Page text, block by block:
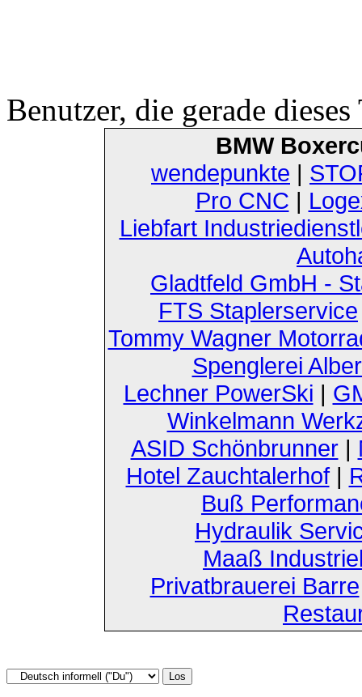
Benutzer, die gerade
BMW
wendepunkte |
Pro CNC |
Liebfart
Gladtfeld GmbH -
FTS Staplerservice
Tommy Wagner
Spenglerei
Lechner PowerSki |
Winkelmann
ASID Schönbrunner|
Hotel Zauchtalerhof|
Buß
Hydraulik
Maaß
Privatbrauerei Barre